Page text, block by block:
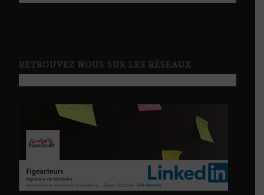
RETROUVEZ NOUS SUR LES RÉSEAUX